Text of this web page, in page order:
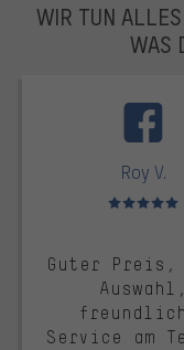
WIR TUN
WAS
Roy V.
Bewertungen:
Guter Preis,
Auswahl,
Service am